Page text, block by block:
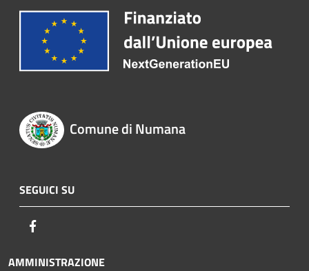
Comune di Numana
SEGUICI SU
AMMINISTRAZIONE